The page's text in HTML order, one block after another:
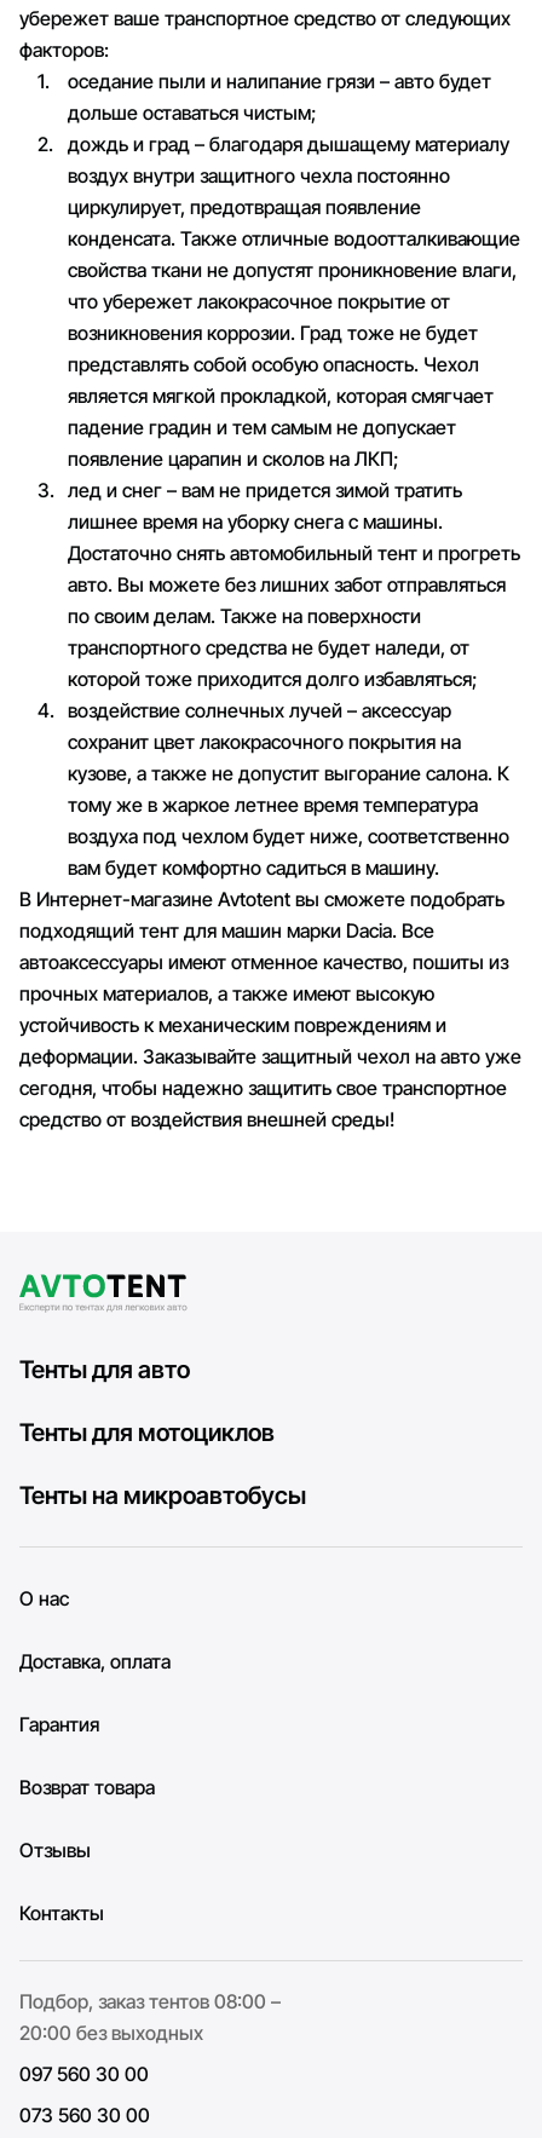
убережет ваше транспортное средство от следующих
факторов:
оседание пыли и налипание грязи – авто будет
дольше оставаться чистым;
дождь и град – благодаря дышащему материалу
воздух внутри защитного чехла постоянно
циркулирует, предотвращая появление
конденсата. Также отличные водоотталкивающие
свойства ткани не допустят проникновение влаги,
что убережет лакокрасочное покрытие от
возникновения коррозии. Град тоже не будет
представлять собой особую опасность. Чехол
является мягкой прокладкой, которая смягчает
падение градин и тем самым не допускает
появление царапин и сколов на ЛКП;
лед и снег – вам не придется зимой тратить
лишнее время на уборку снега с машины.
Достаточно снять автомобильный тент и прогреть
авто. Вы можете без лишних забот отправляться
по своим делам. Также на поверхности
транспортного средства не будет наледи, от
которой тоже приходится долго избавляться;
воздействие солнечных лучей – аксессуар
сохранит цвет лакокрасочного покрытия на
кузове, а также не допустит выгорание салона. К
тому же в жаркое летнее время температура
воздуха под чехлом будет ниже, соответственно
вам будет комфортно садиться в машину.
В Интернет-магазине Avtotent вы сможете подобрать
подходящий тент для машин марки Dacia. Все
автоаксессуары имеют отменное качество, пошиты из
прочных материалов, а также имеют высокую
устойчивость к механическим повреждениям и
деформации. Заказывайте защитный чехол на авто уже
сегодня, чтобы надежно защитить свое транспортное
средство от воздействия внешней среды!
Тенты для авто
Тенты для мотоциклов
Тенты на микроавтобусы
О нас
Доставка, оплата
Гарантия
Возврат товара
Отзывы
Контакты
Подбор, заказ тентов 08:00 –
20:00 без выходных
097 560 30 00
073 560 30 00